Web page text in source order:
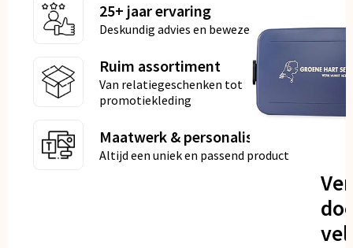
25+ jaar ervaring
Deskundig advies en bewezen kwaliteit
Ruim assortiment
Van relatiegeschenken tot
promotiekleding
Maatwerk & personalisatie
Altijd een uniek en passend product